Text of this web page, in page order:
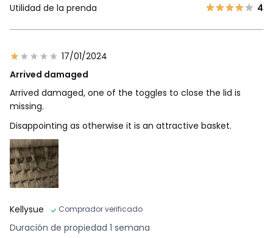
Utilidad de la prenda 4
17/01/2024
Arrived damaged
Arrived damaged, one of the toggles to close the lid is
missing.
Disappointing as otherwise it is an attractive basket.
Kellysue Comprador verificado
Duración de propiedad 1 semana